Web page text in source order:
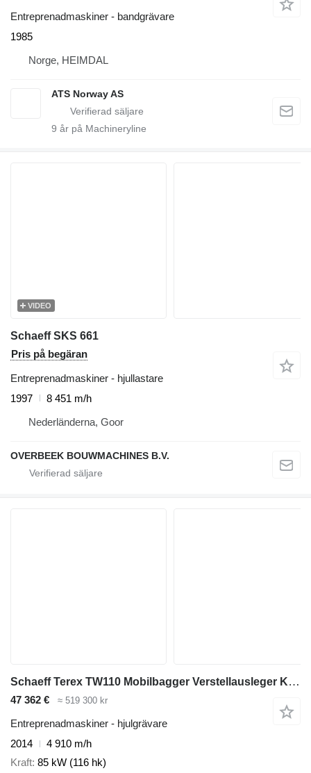
Entreprenadmaskiner - bandgrävare
1985
Norge, HEIMDAL
ATS Norway AS
9 år på Machineryline
VIDEO
Schaeff SKS 661
Pris på begäran
Entreprenadmaskiner - hjullastare
1997
8 451 m/h
Nederländerna, Goor
OVERBEEK BOUWMACHINES B.V.
Schaeff Terex TW110 Mobilbagger Verstellausleger Klima
47 362 € ≈ 519 300 kr
Entreprenadmaskiner - hjulgrävare
2014
4 910 m/h
Kraft 85 kW (116 hk)